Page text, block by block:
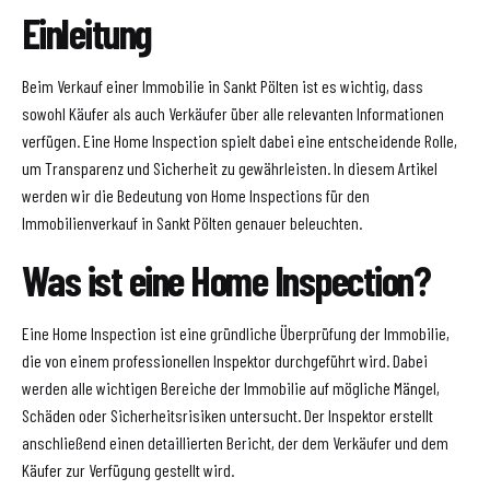
Einleitung
Beim Verkauf einer Immobilie in Sankt Pölten ist es wichtig, dass
sowohl Käufer als auch Verkäufer über alle relevanten Informationen
verfügen. Eine Home Inspection spielt dabei eine entscheidende Rolle,
um Transparenz und Sicherheit zu gewährleisten. In diesem Artikel
werden wir die Bedeutung von Home Inspections für den
Immobilienverkauf in Sankt Pölten genauer beleuchten.
Was ist eine Home Inspection?
Eine Home Inspection ist eine gründliche Überprüfung der Immobilie,
die von einem professionellen Inspektor durchgeführt wird. Dabei
werden alle wichtigen Bereiche der Immobilie auf mögliche Mängel,
Schäden oder Sicherheitsrisiken untersucht. Der Inspektor erstellt
anschließend einen detaillierten Bericht, der dem Verkäufer und dem
Käufer zur Verfügung gestellt wird.